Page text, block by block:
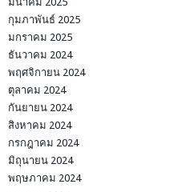
มกราคม 2024
ธันวาคม 2023
พฤศจิกายน 2023
ตุลาคม 2023
กันยายน 2023
สิงหาคม 2023
กรกฎาคม 2023
มิถุนายน 2023
พฤษภาคม 2023
เมษายน 2023
มีนาคม 2023